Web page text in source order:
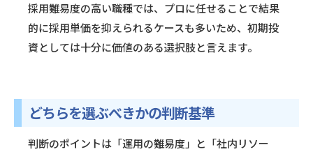
採用難易度の高い職種では、プロに任せることで結果
的に採用単価を抑えられるケースも多いため、初期投
資としては十分に価値のある選択肢と言えます。
どちらを選ぶべきかの判断基準
判断のポイントは「運用の難易度」と「社内リソー